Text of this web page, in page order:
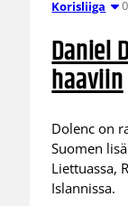
Korisliiga
Daniel
haaviin
Dolenc on
Suomen
Liettuassa,
Islannissa.